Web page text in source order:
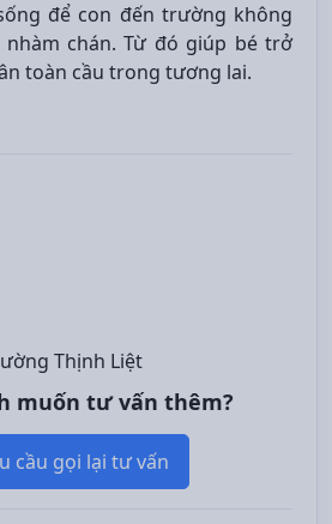
để con đến trường không
chán. Từ đó giúp bé trở
toàn cầu trong tương lai.
Thịnh Liệt
muốn tư vấn thêm?
cầu gọi lại tư vấn